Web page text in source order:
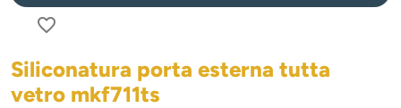
favorite_border
Siliconatura porta esterna tutta
vetro mkf711ts